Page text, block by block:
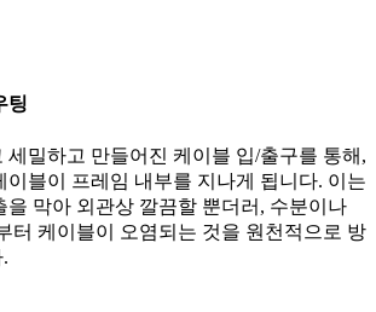
팅
세밀하고 만들어진 케이블 입/출구를 통해,
이블이 프레임 내부를 지나게 됩니다. 이는
을 막아 외관상 깔끔할 뿐더러, 수분이나
터 케이블이 오염되는 것을 원천적으로 방